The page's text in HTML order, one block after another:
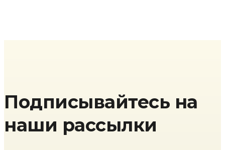
Подписывайтесь на
наши рассылки